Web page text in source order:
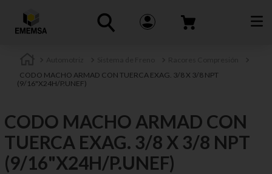
CODO MACHO ARMAD CON TUERCA EXAG. 3/8 X 3/8 NPT
(9/16"X24H/P.UNEF)
CODO MACHO ARMAD CON
TUERCA EXAG. 3/8 X 3/8 NPT
(9/16"X24H/P.UNEF)